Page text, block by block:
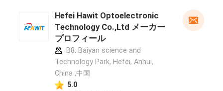
Hefei Hawit Optoelectronic
Technology Co.,Ltd メーカー
プロフィール
B8, Baiyan science and
Technology Park, Hefei, Anhui,
China ,中国
5.0